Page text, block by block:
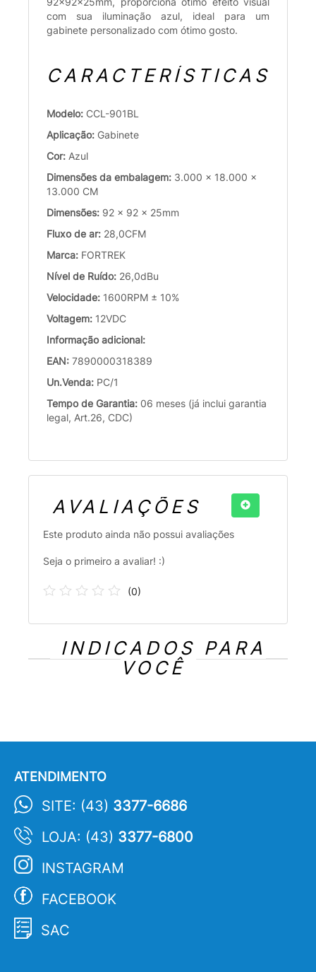
com sua iluminação azul, ideal para um
gabinete personalizado com ótimo gosto.
CARACTERÍSTICAS
Modelo: CCL-901BL
Aplicação: Gabinete
Cor: Azul
Dimensões da embalagem: 3.000 x 18.000 x
13.000 CM
Dimensões: 92 x 92 x 25mm
Fluxo de ar: 28,0CFM
Marca: FORTREK
Nível de Ruído: 26,0dBu
Velocidade: 1600RPM ± 10%
Voltagem: 12VDC
Informação adicional:
EAN: 7890000318389
Un.Venda: PC/1
Tempo de Garantia: 06 meses (já inclui garantia
legal, Art.26, CDC)
AVALIAÇÕES
Este produto ainda não possui avaliações
Seja o primeiro a avaliar! :)
(0)
INDICADOS PARA
VOCÊ
ATENDIMENTO
SITE: (43) 3377-6686
LOJA: (43) 3377-6800
INSTAGRAM
FACEBOOK
SAC